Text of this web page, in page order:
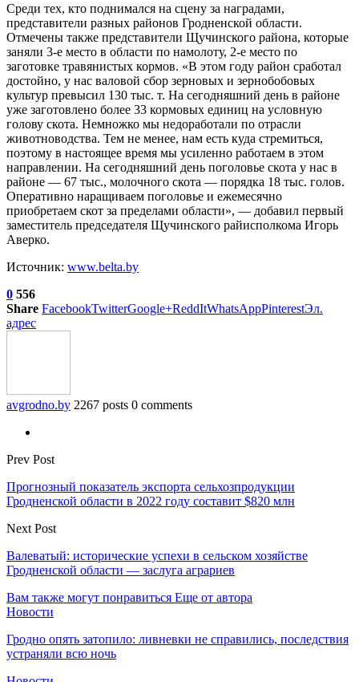
Среди тех, кто поднимался на сцену за наградами,
представители разных районов Гродненской области.
Отмечены также представители Щучинского района, которые
заняли 3-е место в области по намолоту, 2-е место по
заготовке травянистых кормов. «В этом году район сработал
достойно, у нас валовой сбор зерновых и зернобобовых
культур превысил 130 тыс. т. На сегодняшний день в районе
уже заготовлено более 33 кормовых единиц на условную
голову скота. Немножко мы недоработали по отрасли
животноводства. Тем не менее, нам есть куда стремиться,
поэтому в настоящее время мы усиленно работаем в этом
направлении. На сегодняшний день поголовье скота у нас в
районе — 67 тыс., молочного скота — порядка 18 тыс. голов.
Оперативно наращиваем поголовье и ежемесячно
приобретаем скот за пределами области», — добавил первый
заместитель председателя Щучинского райисполкома Игорь
Аверко.
Источник: www.belta.by
0 556
Share FacebookTwitterGoogle+ReddItWhatsAppPinterestЭл.
адрес
avgrodno.by 2267 posts 0 comments
Prev Post
Прогнозный показатель экспорта сельхозпродукции
Гродненской области в 2022 году составит $820 млн
Next Post
Валеватый: исторические успехи в сельском хозяйстве
Гродненской области — заслуга аграриев
Вам также могут понравиться Еще от автора
Новости
Гродно опять затопило: ливневки не справились, последствия
устраняли всю ночь